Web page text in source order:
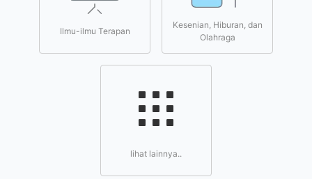
Ilmu-ilmu Terapan
Kesenian, Hiburan, dan
Olahraga
lihat lainnya..